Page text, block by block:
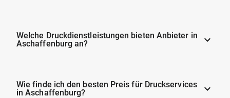
Welche Druckdienstleistungen bieten Anbieter in
Aschaffenburg an?
Wie finde ich den besten Preis für Druckservices
in Aschaffenburg?